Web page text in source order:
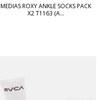
MEDIAS ROXY ANKLE SOCKS PACK
X2 T1163 (A...